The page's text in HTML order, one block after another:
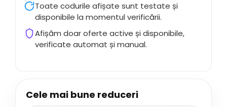
Toate codurile afișate sunt testate și
disponibile la momentul verificării.
Afișăm doar oferte active și disponibile,
verificate automat și manual.
Cele mai bune reduceri